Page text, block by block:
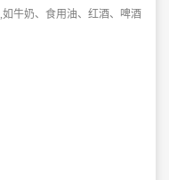
牛奶、食用油、红酒、啤酒